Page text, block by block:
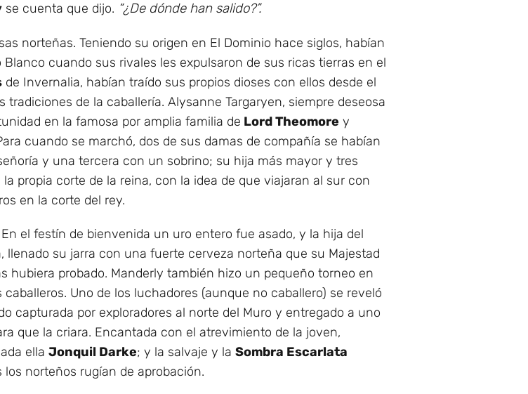
se cuenta que dijo. “¿De dónde han salido?”.
norteñas. Teniendo su origen en El Dominio hace siglos, habían
cuando sus rivales les expulsaron de sus ricas tierras en el
de Invernalia, habían traído sus propios dioses con ellos desde el
de la caballería. Alysanne Targaryen, siempre deseosa
en la famosa por amplia familia de Lord Theomore y
cuando se marchó, dos de sus damas de compañía se habían
y una tercera con un sobrino; su hija más mayor y tres
propia corte de la reina, con la idea de que viajaran al sur con
en la corte del rey.
el festín de bienvenida un uro entero fue asado, y la hija del
llenado su jarra con una fuerte cerveza norteña que su Majestad
hubiera probado. Manderly también hizo un pequeño torneo en
Uno de los luchadores (aunque no caballero) se reveló
capturada por exploradores al norte del Muro y entregado a uno
que la criara. Encantada con el atrevimiento de la joven,
ella Jonquil Darke; y la salvaje y la Sombra Escarlata
norteños rugían de aprobación.